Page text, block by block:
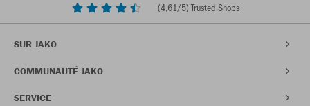
(4,61/5) Trusted Shops
SUR JAKO
COMMUNAUTÉ JAKO
SERVICE